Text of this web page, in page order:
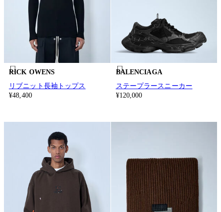
RICK OWENS
リブニット長袖トップス
¥48,400
BALENCIAGA
ステープラースニーカー
¥120,000